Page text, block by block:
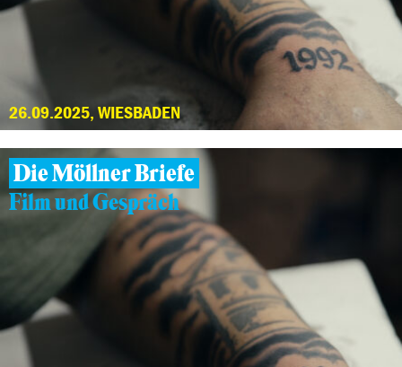
26.09.2025, WIESBADEN
Die Möllner Briefe
Film und Gespräch